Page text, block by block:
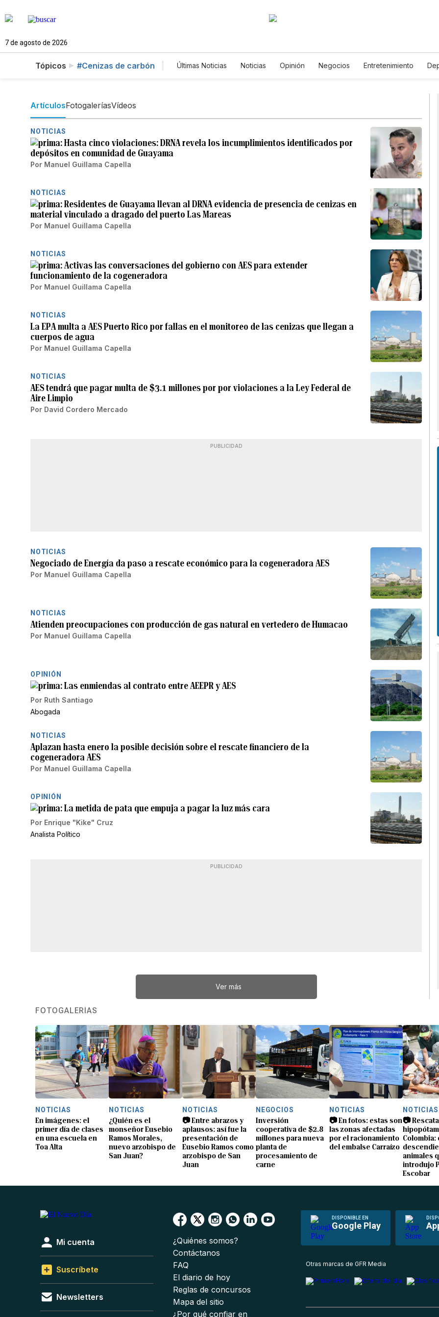
7 de agosto de 2026
Tópicos #Cenizas de carbón Últimas Noticias Noticias Opinión Negocios Entretenimiento
ArtículosFotogaleríasVídeos
NOTICIAS
Hasta cinco violaciones: DRNA revela los incumplimientos identificados por
depósitos en comunidad de Guayama
Por Manuel Guillama Capella
NOTICIAS
Residentes de Guayama llevan al DRNA evidencia de presencia de cenizas en
material vinculado a dragado del puerto Las Mareas
Por Manuel Guillama Capella
NOTICIAS
Activas las conversaciones del gobierno con AES para extender
funcionamiento de la cogeneradora
Por Manuel Guillama Capella
NOTICIAS
La EPA multa a AES Puerto Rico por fallas en el monitoreo de las cenizas que llegan a
cuerpos de agua
Por Manuel Guillama Capella
NOTICIAS
AES tendrá que pagar multa de $3.1 millones por por violaciones a la Ley Federal de
Aire Limpio
Por David Cordero Mercado
PUBLICIDAD
NOTICIAS
Negociado de Energía da paso a rescate económico para la cogeneradora AES
Por Manuel Guillama Capella
NOTICIAS
Atienden preocupaciones con producción de gas natural en vertedero de Humacao
Por Manuel Guillama Capella
OPINIÓN
Las enmiendas al contrato entre AEEPR y AES
Por Ruth Santiago
Abogada
NOTICIAS
Aplazan hasta enero la posible decisión sobre el rescate financiero de la
cogeneradora AES
Por Manuel Guillama Capella
OPINIÓN
La metida de pata que empuja a pagar la luz más cara
Por Enrique "Kike" Cruz
Analista Político
PUBLICIDAD
Ver más
FOTOGALERÍAS
NOTICIAS
En imágenes: el
primer día de clases
en una escuela en
Toa Alta
NOTICIAS
¿Quién es el
monseñor Eusebio
Ramos Morales,
nuevo arzobispo de
San Juan?
NOTICIAS
📷 Entre abrazos y
aplausos: así fue la
presentación de
Eusebio Ramos como
arzobispo de San
Juan
NEGOCIOS
Inversión
cooperativa de $2.8
millones para nueva
planta de
procesamiento de
carne
NOTICIAS
📷 En fotos: estas son
las zonas afectadas
por el racionamiento
del embalse Carraízo
NOTICIAS
📷
Colombia:
animales
introdujo
Escobar
DISPONIBLE EN
Google Play
Mi cuenta
Suscríbete
Newsletters
¿Quiénes somos?
Contáctanos
FAQ
El diario de hoy
Reglas de concursos
Mapa del sitio
¿Por qué confiar en
Otras marcas de GFR Media